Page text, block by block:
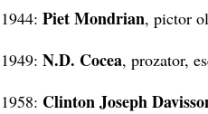
1944: Piet Mondrian, pictor
1949: N.D. Cocea, prozator,
1958: ClintonJoseph